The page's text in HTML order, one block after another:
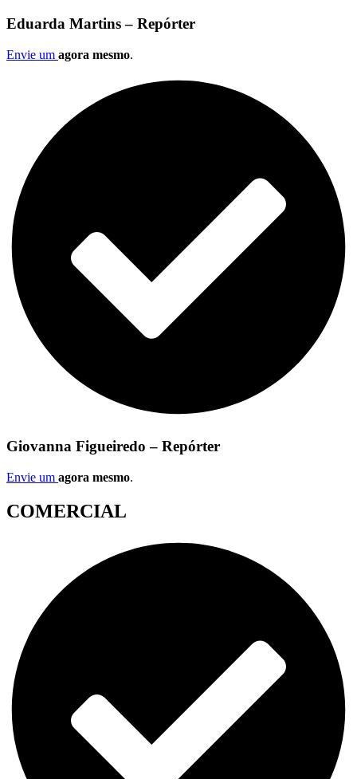
Eduarda Martins – Repórter
Envie um agora mesmo.
Giovanna Figueiredo – Repórter
Envie um agora mesmo.
COMERCIAL